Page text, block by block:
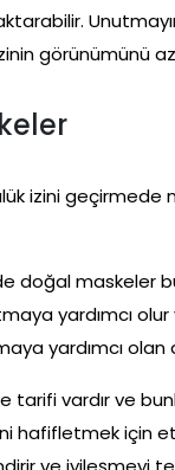
görünümünü
izini geçirmede
doğal maskeler
yardımcı
yardımcı olan
tarifi vardır ve
hafifletmek için